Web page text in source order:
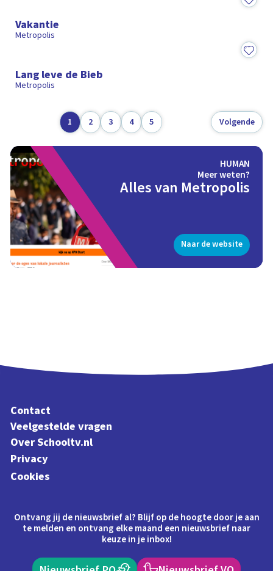
Vakantie
Metropolis
Lang leve de Bieb
Metropolis
1 2 3 4 5 Volgende
HUMAN
Meer weten?
Alles van Metropolis
Naar de website
Contact
Veelgestelde vragen
Over Schooltv.nl
Privacy
Cookies
Ontvang jij de nieuwsbrief al? Blijf op de hoogte door je aan
te melden en ontvang elke maand een nieuwsbrief naar
keuze in je inbox!